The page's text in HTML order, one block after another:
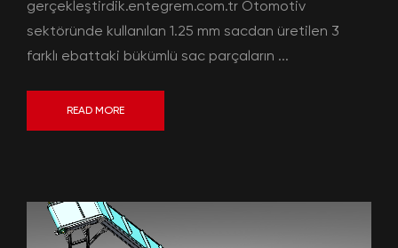
gerçekleştirdik.entegrem.com.tr Otomotiv
sektöründe kullanılan 1.25 mm sacdan üretilen 3
farklı ebattaki bükümlü sac parçaların ...
READ MORE